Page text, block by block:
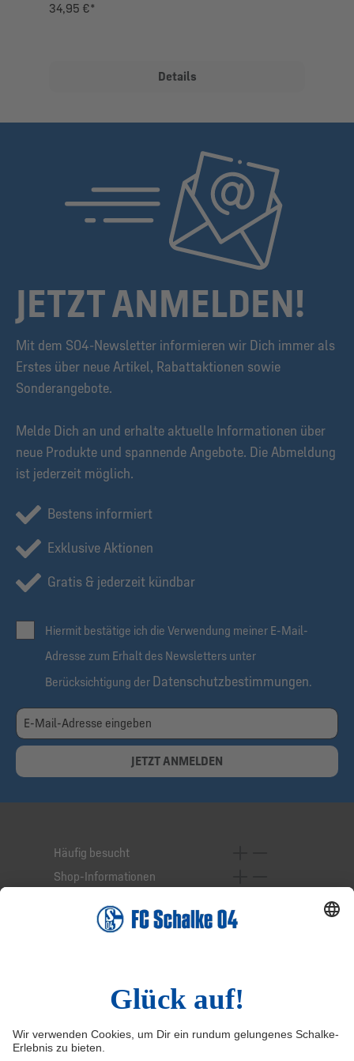
34,95 €*
Details
JETZT ANMELDEN!
Mit dem S04-Newsletter informieren wir Dich immer als
Erstes über neue Artikel, Rabattaktionen sowie
Sonderangebote.
Melde Dich an und erhalte aktuelle Informationen über
neue Produkte und spannende Angebote. Die Abmeldung
ist jederzeit möglich.
Bestens informiert
Exklusive Aktionen
Gratis & jederzeit kündbar
Hiermit bestätige ich die Verwendung meiner E-Mail-
Adresse zum Erhalt des Newsletters unter
Berücksichtigung der Datenschutzbestimmungen.
JETZT ANMELDEN
Häufig besucht
Shop-Informationen
Service-Hotline